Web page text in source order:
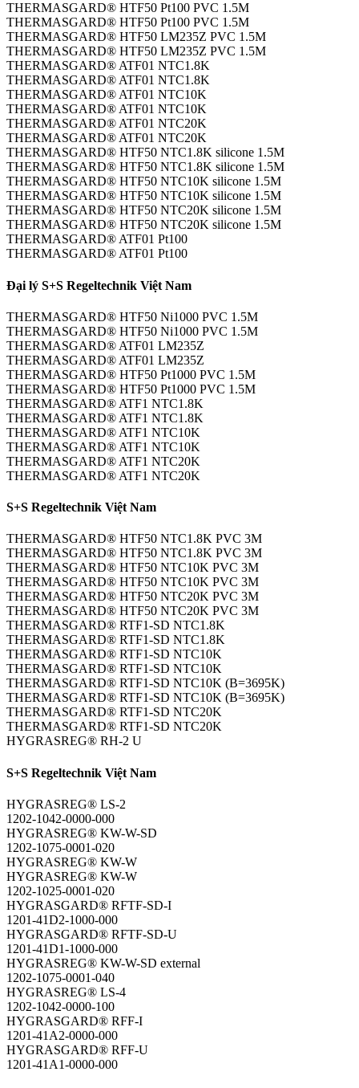
THERMASGARD® HTF50 Pt100 PVC 1.5M
THERMASGARD® HTF50 Pt100 PVC 1.5M
THERMASGARD® HTF50 LM235Z PVC 1.5M
THERMASGARD® HTF50 LM235Z PVC 1.5M
THERMASGARD® ATF01 NTC1.8K
THERMASGARD® ATF01 NTC1.8K
THERMASGARD® ATF01 NTC10K
THERMASGARD® ATF01 NTC10K
THERMASGARD® ATF01 NTC20K
THERMASGARD® ATF01 NTC20K
THERMASGARD® HTF50 NTC1.8K silicone 1.5M
THERMASGARD® HTF50 NTC1.8K silicone 1.5M
THERMASGARD® HTF50 NTC10K silicone 1.5M
THERMASGARD® HTF50 NTC10K silicone 1.5M
THERMASGARD® HTF50 NTC20K silicone 1.5M
THERMASGARD® HTF50 NTC20K silicone 1.5M
THERMASGARD® ATF01 Pt100
THERMASGARD® ATF01 Pt100
Đại lý S+S Regeltechnik Việt Nam
THERMASGARD® HTF50 Ni1000 PVC 1.5M
THERMASGARD® HTF50 Ni1000 PVC 1.5M
THERMASGARD® ATF01 LM235Z
THERMASGARD® ATF01 LM235Z
THERMASGARD® HTF50 Pt1000 PVC 1.5M
THERMASGARD® HTF50 Pt1000 PVC 1.5M
THERMASGARD® ATF1 NTC1.8K
THERMASGARD® ATF1 NTC1.8K
THERMASGARD® ATF1 NTC10K
THERMASGARD® ATF1 NTC10K
THERMASGARD® ATF1 NTC20K
THERMASGARD® ATF1 NTC20K
S+S Regeltechnik Việt Nam
THERMASGARD® HTF50 NTC1.8K PVC 3M
THERMASGARD® HTF50 NTC1.8K PVC 3M
THERMASGARD® HTF50 NTC10K PVC 3M
THERMASGARD® HTF50 NTC10K PVC 3M
THERMASGARD® HTF50 NTC20K PVC 3M
THERMASGARD® HTF50 NTC20K PVC 3M
THERMASGARD® RTF1-SD NTC1.8K
THERMASGARD® RTF1-SD NTC1.8K
THERMASGARD® RTF1-SD NTC10K
THERMASGARD® RTF1-SD NTC10K
THERMASGARD® RTF1-SD NTC10K (B=3695K)
THERMASGARD® RTF1-SD NTC10K (B=3695K)
THERMASGARD® RTF1-SD NTC20K
THERMASGARD® RTF1-SD NTC20K
HYGRASREG® RH-2 U
S+S Regeltechnik Việt Nam
HYGRASREG® LS-2
1202-1042-0000-000
HYGRASREG® KW-W-SD
1202-1075-0001-020
HYGRASREG® KW-W
HYGRASREG® KW-W
1202-1025-0001-020
HYGRASGARD® RFTF-SD-I
1201-41D2-1000-000
HYGRASGARD® RFTF-SD-U
1201-41D1-1000-000
HYGRASREG® KW-W-SD external
1202-1075-0001-040
HYGRASREG® LS-4
1202-1042-0000-100
HYGRASGARD® RFF-I
1201-41A2-0000-000
HYGRASGARD® RFF-U
1201-41A1-0000-000